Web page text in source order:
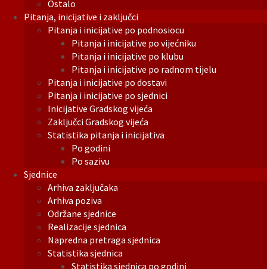
Ostalo
Pitanja, inicijative i zaključci
Pitanja i inicijative po podnosiocu
Pitanja i inicijative po vijećniku
Pitanja i inicijative po klubu
Pitanja i inicijative po radnom tijelu
Pitanja i inicijative po dostavi
Pitanja i inicijative po sjednici
Inicijative Gradskog vijeća
Zaključci Gradskog vijeća
Statistika pitanja i inicijativa
Po godini
Po sazivu
Sjednice
Arhiva zaključaka
Arhiva poziva
Održane sjednice
Realizacije sjednica
Napredna pretraga sjednica
Statistika sjednica
Statistika sjednica po godini